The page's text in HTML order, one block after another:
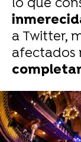
lo que
a Twitter,
afectados